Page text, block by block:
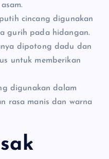
cincang digunakan
gurih pada hidangan.
dipotong dadu dan
untuk memberikan
digunakan dalam
rasa manis dan warna